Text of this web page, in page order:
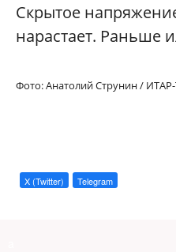
Скрытое
нарастает. Раньше
Фото:Анатолий Струнин /
X (Twitter) Telegram